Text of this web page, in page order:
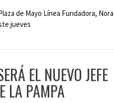
de Mayo Línea Fundadora, Nora
jueves
EL NUEVO JEFE
LA PAMPA